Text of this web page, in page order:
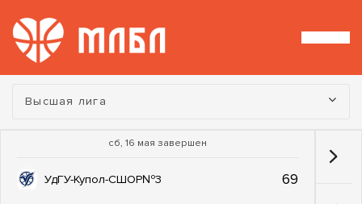
Турнир:
Высшая лига
сб, 16 мая завершен
УдГУ-Купол-СШОР№3 69